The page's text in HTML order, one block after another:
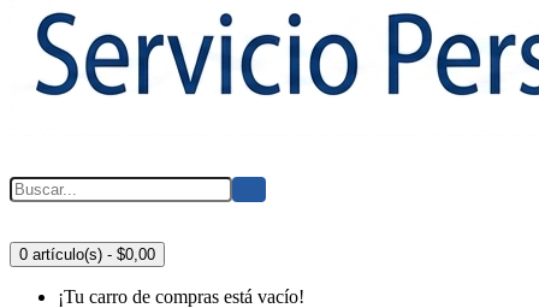
0 artículo(s) - $0,00
¡Tu carro de compras está vacío!